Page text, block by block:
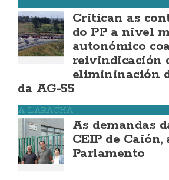
Critican as
do PP a nivel
autonómico
reivindicación
elimininación
da AG-55
A LARACHA
As demandas
CEIP de Caión,
Parlamento